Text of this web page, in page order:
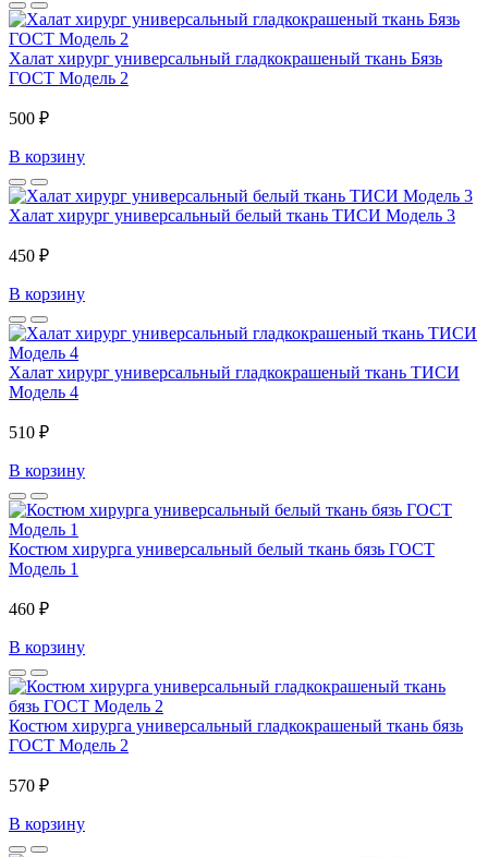
Халат хирург универсальный гладкокрашеный ткань Бязь
ГОСТ Модель 2
500 ₽
В корзину
Халат хирург универсальный белый ткань ТИСИ Модель 3
450 ₽
В корзину
Халат хирург универсальный гладкокрашеный ткань ТИСИ
Модель 4
510 ₽
В корзину
Костюм хирурга универсальный белый ткань бязь ГОСТ
Модель 1
460 ₽
В корзину
Костюм хирурга универсальный гладкокрашеный ткань бязь
ГОСТ Модель 2
570 ₽
В корзину